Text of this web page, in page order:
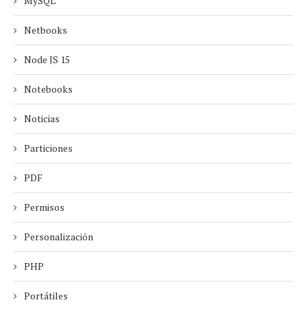
Netbooks
Node JS 15
Notebooks
Noticias
Particiones
PDF
Permisos
Personalización
PHP
Portátiles